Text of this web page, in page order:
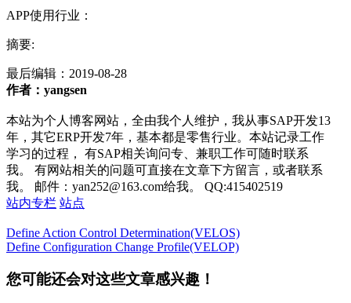
APP使用行业：
摘要:
最后编辑： 2019-08-28
作者：yangsen
本站为个人博客网站，全由我个人维护，我从事SAP开发13
年，其它ERP开发7年，基本都是零售行业。本站记录工作
学习的过程， 有SAP相关询问专、兼职工作可随时联系
我。 有网站相关的问题可直接在文章下方留言，或者联系
我。 邮件：yan252@163.com给我。 QQ:415402519
站内专栏 站点
Define Action Control Determination(VELOS)
Define Configuration Change Profile(VELOP)
您可能还会对这些文章感兴趣！